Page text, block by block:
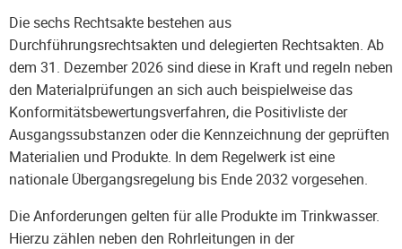
Die sechs Rechtsakte bestehen aus
Durchführungsrechtsakten und delegierten Rechtsakten. Ab
dem 31. Dezember 2026 sind diese in Kraft und regeln neben
den Materialprüfungen an sich auch beispielweise das
Konformitätsbewertungsverfahren, die Positivliste der
Ausgangssubstanzen oder die Kennzeichnung der geprüften
Materialien und Produkte. In dem Regelwerk ist eine
nationale Übergangsregelung bis Ende 2032 vorgesehen.
Die Anforderungen gelten für alle Produkte im Trinkwasser.
Hierzu zählen neben den Rohrleitungen in der